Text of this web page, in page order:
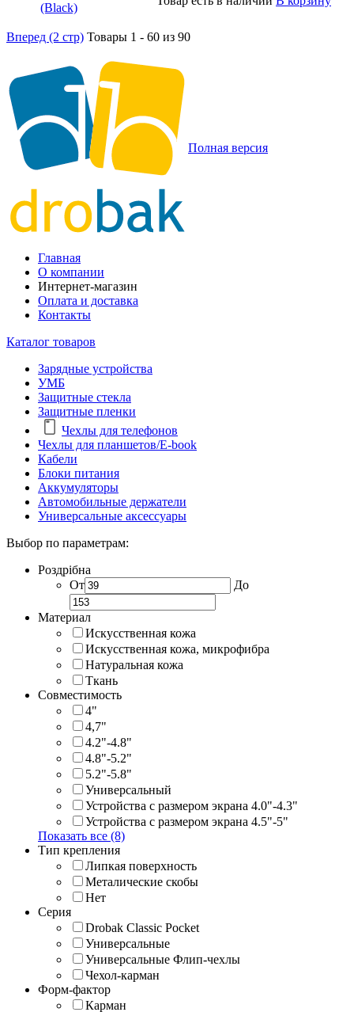
Вперед (2 стр) Товары 1 - 60 из 90
Полная версия
Главная
О компании
Интернет-магазин
Оплата и доставка
Контакты
Каталог товаров
Зарядные устройства
УМБ
Защитные стекла
Защитные пленки
Чехлы для телефонов
Чехлы для планшетов/E-book
Кабели
Блоки питания
Аккумуляторы
Автомобильные держатели
Универсальные аксессуары
Выбор по параметрам:
Роздрібна
От
До
Материал
Искусственная кожа
Искусственная кожа, микрофибра
Натуральная кожа
Ткань
Совместимость
4"
4,7"
4.2"-4.8"
4.8"-5.2"
5.2"-5.8"
Универсальный
Устройства с размером экрана 4.0"-4.3"
Устройства с размером экрана 4.5"-5"
Показать все (8)
Тип крепления
Липкая поверхность
Металические скобы
Нет
Серия
Drobak Classic Pocket
Универсальные
Универсальные Флип-чехлы
Чехол-карман
Форм-фактор
Карман